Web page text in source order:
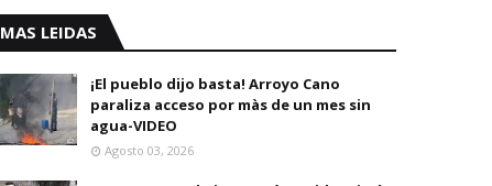
MAS LEIDAS
¡El pueblo dijo basta! Arroyo Cano
paraliza acceso por màs de un mes sin
agua-VIDEO
Agosto 03, 2026